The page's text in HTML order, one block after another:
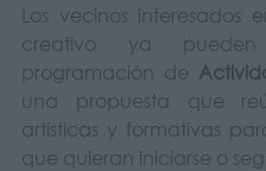
Los vecinos interesados
creativo ya
programación de
una propuesta que
artísticas y formativas
que quieran iniciarse o